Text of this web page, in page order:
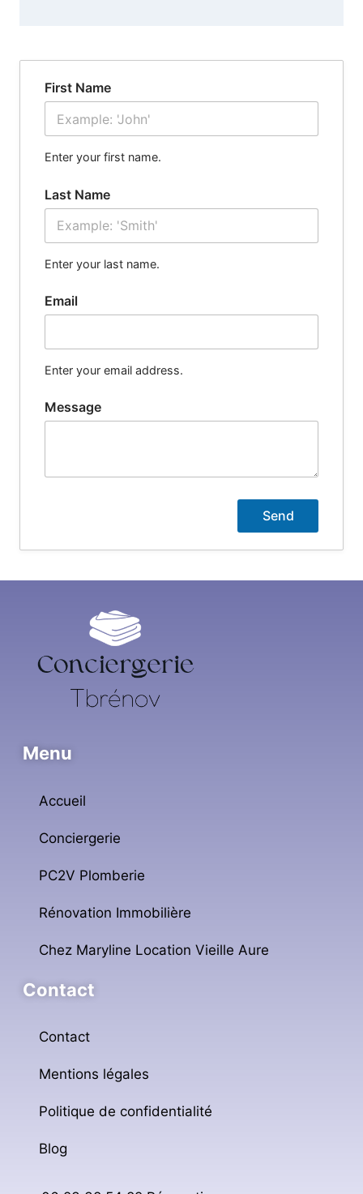
First Name
Enter your first name.
Last Name
Enter your last name.
Email
Enter your email address.
Message
Menu
Accueil
Conciergerie
PC2V Plomberie
Rénovation Immobilière
Chez Maryline Location Vieille Aure
Contact
Contact
Mentions légales
Politique de confidentialité
Blog